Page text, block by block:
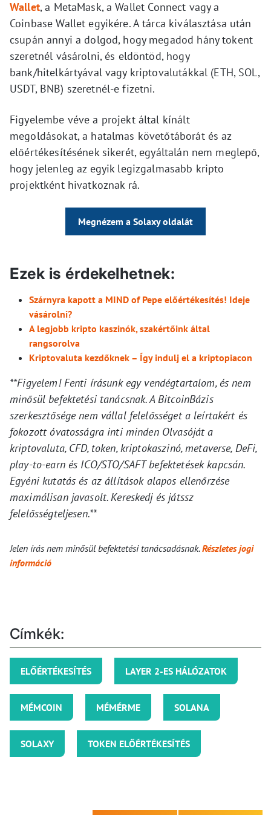
Wallet, a MetaMask, a Wallet Connect vagy a
Coinbase Wallet egyikére. A tárca kiválasztása után
csupán annyi a dolgod, hogy megadod hány tokent
szeretnél vásárolni, és eldöntöd, hogy
bank/hitelkártyával vagy kriptovalutákkal (ETH, SOL,
USDT, BNB) szeretnél-e fizetni.
Figyelembe véve a projekt által kínált
megoldásokat, a hatalmas követőtáborát és az
előértékesítésének sikerét, egyáltalán nem meglepő,
hogy jelenleg az egyik legizgalmasabb kripto
projektként hivatkoznak rá.
Megnézem a Solaxy oldalát
Ezek is érdekelhetnek:
Szárnyra kapott a MIND of Pepe előértékesítés! Ideje
vásárolni?
A legjobb kripto kaszinók, szakértőink által
rangsorolva
Kriptovaluta kezdőknek – Így indulj el a kriptopiacon
**Figyelem! Fenti írásunk egy vendégtartalom, és nem
minősül befektetési tanácsnak. A BitcoinBázis
szerkesztősége nem vállal felelősséget a leírtakért és
fokozott óvatosságra inti minden Olvasóját a
kriptovaluta, CFD, token, kriptokaszinó, metaverse, DeFi,
play-to-earn és ICO/STO/SAFT befektetések kapcsán.
Egyéni kutatás és az állítások alapos ellenőrzése
maximálisan javasolt. Kereskedj és játssz
felelősségteljesen.**
Jelen írás nem minősül befektetési tanácsadásnak.Részletes jogi
információ
Címkék:
ELŐÉRTÉKESÍTÉS LAYER 2-ES HÁLÓZATOK
MÉMCOIN MÉMÉRME SOLANA
SOLAXY TOKEN ELŐÉRTÉKESÍTÉS